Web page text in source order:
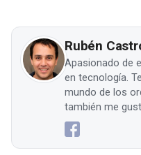
Rubén
Apasionado de
en tecnología.
mundo de los
también me